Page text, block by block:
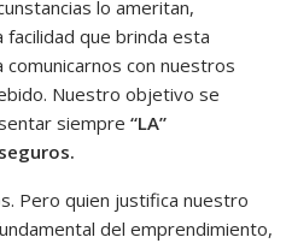
lo ameritan,
que brinda esta
con nuestros
Nuestro objetivo se
siempre“LA”
Pero quien justifica nuestro
del emprendimiento,